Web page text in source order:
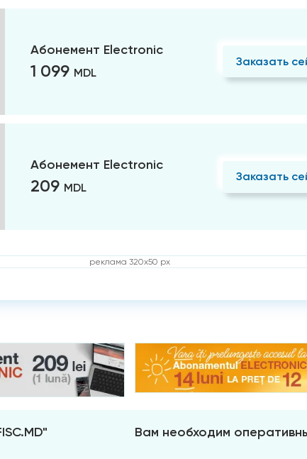
Абонемент Electronic
1 099 MDL
Заказать
Абонемент Electronic
209 MDL
Заказать
реклама 320x50 px
Вам необходим